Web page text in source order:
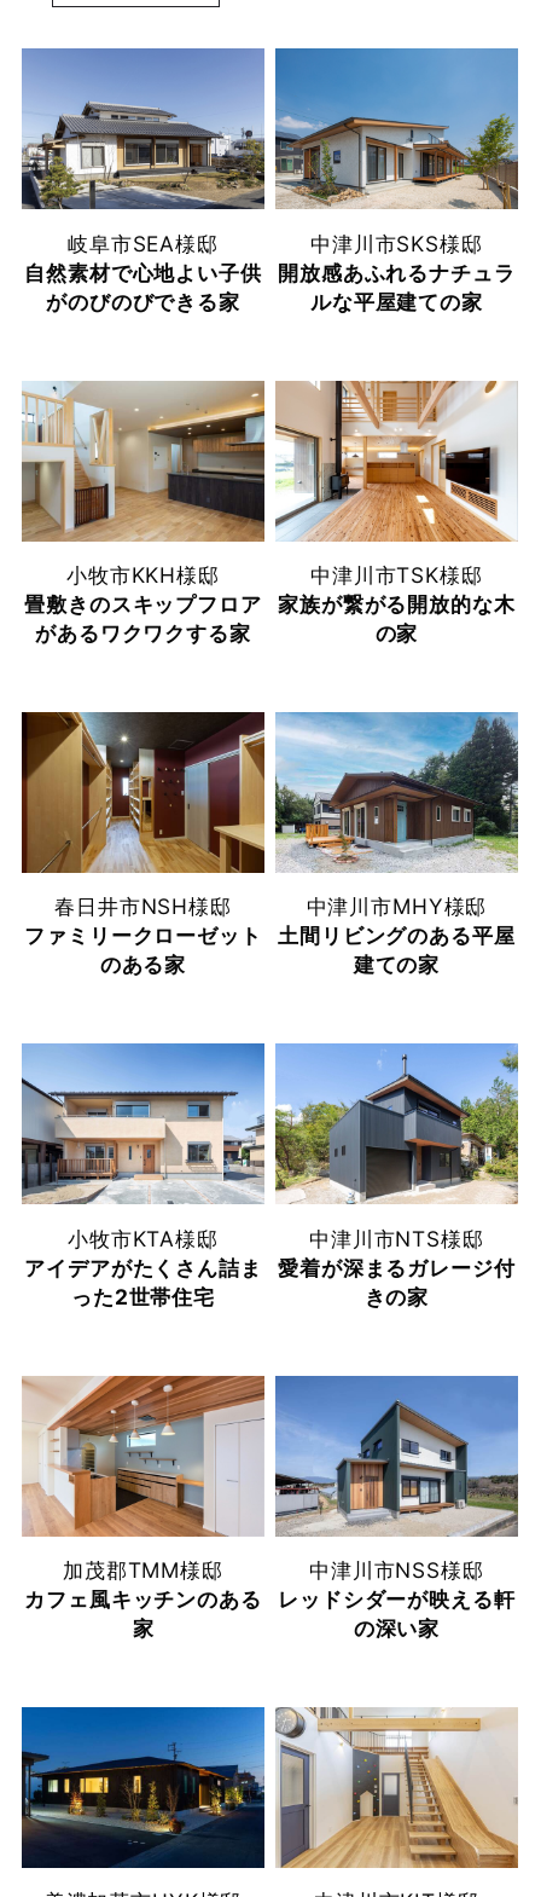
岐阜市SEA様邸
自然素材で心地よい子供
がのびのびできる家
中津川市SKS様邸
開放感あふれるナチュラ
ルな平屋建ての家
小牧市KKH様邸
畳敷きのスキップフロア
があるワクワクする家
中津川市TSK様邸
家族が繋がる開放的な木
の家
春日井市NSH様邸
ファミリークローゼット
のある家
中津川市MHY様邸
土間リビングのある平屋
建ての家
小牧市KTA様邸
アイデアがたくさん詰ま
った2世帯住宅
中津川市NTS様邸
愛着が深まるガレージ付
きの家
加茂郡TMM様邸
カフェ風キッチンのある
家
中津川市NSS様邸
レッドシダーが映える軒
の深い家